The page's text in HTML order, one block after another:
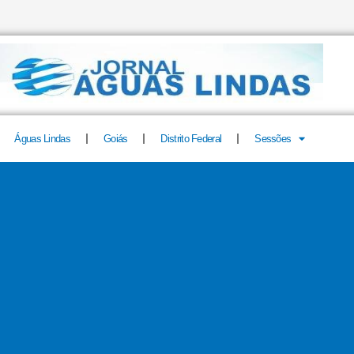
Águas Lindas Goiás Distrito Federal Sessões